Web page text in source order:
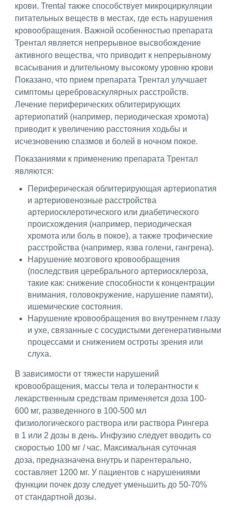
крови. Trental также способствует микроциркуляции
питательных веществ в местах, где есть нарушения
кровообращения. Важной особенностью препарата
Трентал является непрерывное высвобождение
активного вещества, что приводит к непрерывному
всасывания и длительному высокому уровню крови
Показано, что прием препарата Трентал улучшает
симптомы цереброваскулярных расстройств.
Лечение периферических облитерирующих
артериопатий (например, периодическая хромота)
приводит к увеличению расстояния ходьбы и
исчезновению спазмов и болей в ночном покое.
Показаниями к применению препарата Трентал
являются:
Периферическая облитерирующая артериопатия
и артериовенозные расстройства
артериосклеротического или диабетического
происхождения (например, периодическая
хромота или боль в покое), а также трофические
расстройства (например, язва голени, гангрена).
Нарушение мозгового кровообращения
(последствия церебрального артериосклероза,
такие как: снижение способности к концентрации
внимания, головокружение, нарушение памяти),
ишемические состояния.
Нарушение кровообращения во внутреннем глазу
и ухе, связанные с сосудистыми дегенеративными
процессами и снижением остроты зрения или
слуха.
В зависимости от тяжести нарушений
кровообращения, массы тела и толерантности к
лекарственным средствам применяется доза 100-
600 мг, разведенного в 100-500 мл
физиологического раствора или раствора Рингера
в 1 или 2 дозы в день. Инфузию следует вводить со
скоростью 100 мг / час. Максимальная суточная
доза, предназначена внутрь и парентерально,
составляет 1200 мг. У пациентов с нарушениями
функции почек дозу следует уменьшить до 50-70%
от стандартной дозы.